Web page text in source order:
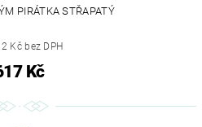
PIRÁTKA STŘAPATÝ
Kč bez DPH
Kč